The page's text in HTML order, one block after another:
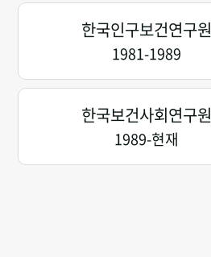
한국인구보건연구원
1981-1989
한국보건사회연구원
1989-현재